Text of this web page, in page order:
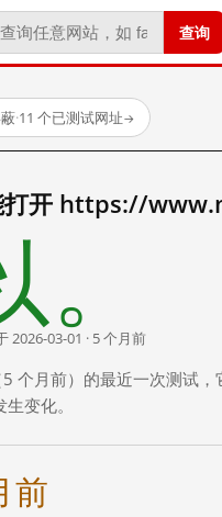
查询
·11 个已测试网址→
打开 https://
2026-03-01 · 5 个月前
个月前）的最近一次测试
变化。
前